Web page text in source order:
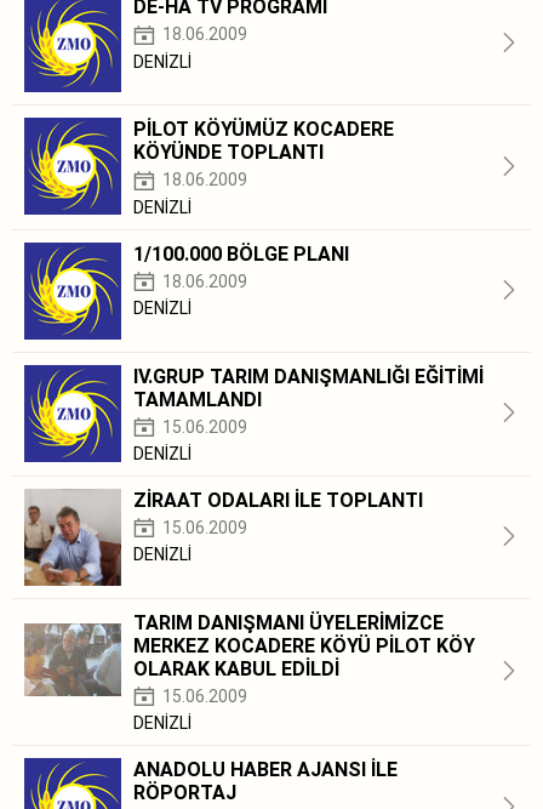
DE-HA TV PROGRAMI
18.06.2009
DENİZLİ
PİLOT KÖYÜMÜZ KOCADERE
KÖYÜNDE TOPLANTI
18.06.2009
DENİZLİ
1/100.000 BÖLGE PLANI
18.06.2009
DENİZLİ
IV.GRUP TARIM DANIŞMANLIĞI EĞİTİMİ
TAMAMLANDI
15.06.2009
DENİZLİ
ZİRAAT ODALARI İLE TOPLANTI
15.06.2009
DENİZLİ
TARIM DANIŞMANI ÜYELERİMİZCE
MERKEZ KOCADERE KÖYÜ PİLOT KÖY
OLARAK KABUL EDİLDİ
15.06.2009
DENİZLİ
ANADOLU HABER AJANSI İLE
RÖPORTAJ